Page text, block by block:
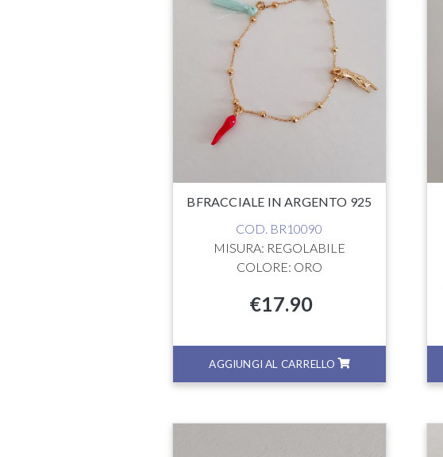
BFRACCIALE IN ARGENTO 925
COD. BR10090
MISURA: REGOLABILE
COLORE: ORO
€17.90
AGGIUNGI AL CARRELLO